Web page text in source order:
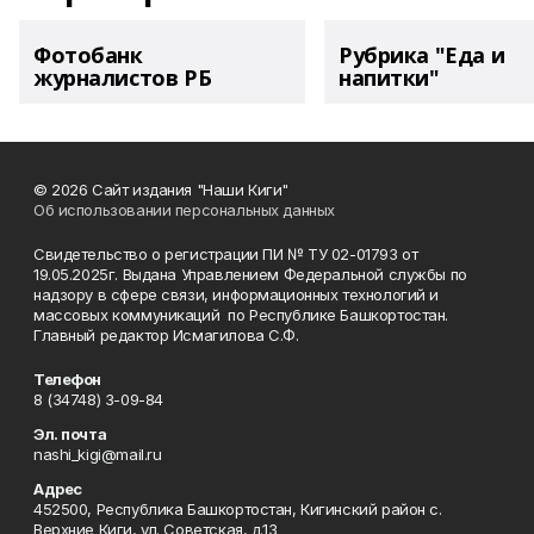
Фотобанк
журналистов РБ
Рубрика "Еда и
напитки"
© 2026 Сайт издания "Наши Киги"
Об использовании персональных данных
Свидетельство о регистрации ПИ № ТУ 02-01793 от
19.05.2025г. Выдана Управлением Федеральной службы по
надзору в сфере связи, информационных технологий и
массовых коммуникаций по Республике Башкортостан.
Главный редактор Исмагилова С.Ф.
Телефон
8 (34748) 3-09-84
Эл. почта
nashi_kigi@mail.ru
Адрес
452500, Республика Башкортостан, Кигинский район с.
Верхние Киги, ул. Советская, д.13